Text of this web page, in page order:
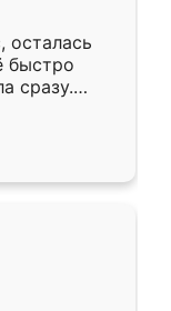
здесь.
осталась
быстро
сразу.
к
Собрали
даже